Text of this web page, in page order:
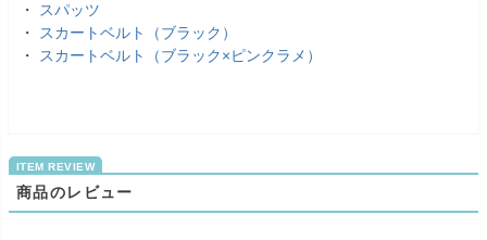
・
スパッツ
・
スカートベルト（ブラック）
・
スカートベルト（ブラック×ピンクラメ）
商品のレビュー